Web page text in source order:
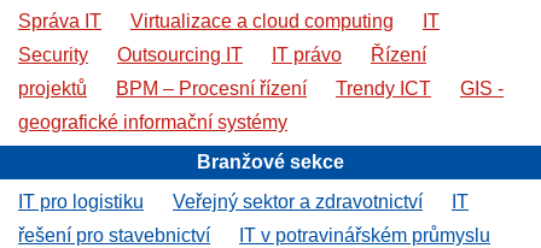
Správa IT
Virtualizace a cloud computing
IT
Security
Outsourcing IT IT právo
Řízení
projektů
BPM – Procesní řízení Trendy ICT
GIS -
geografické informační systémy
Branžové sekce
IT pro logistiku
Veřejný sektor a zdravotnictví
IT
řešení pro stavebnictví
IT v potravinářském průmyslu